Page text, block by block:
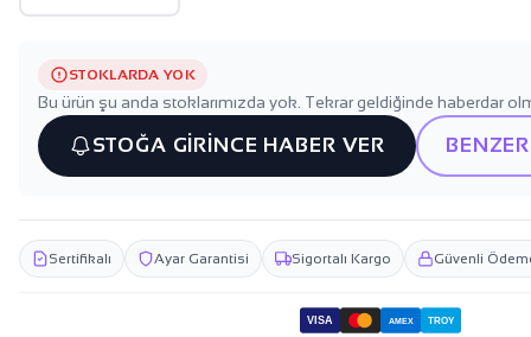
STOKLARDA YOK
Bu ürün şu anda stoklarımızda yok. Tekrar geldiğinde haberdar
STOĞA GİRİNCE HABER VER
Sertifikalı Ayar Garantisi Sigortalı Kargo Güvenli
VISA AMEX TROY